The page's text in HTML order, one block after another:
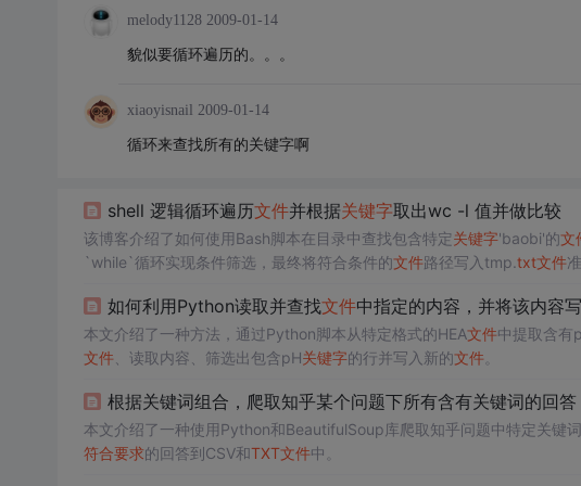
melody1128 2009-01-14
貌似要循环遍历的。。。
xiaoyisnail 2009-01-14
循环来查找所有的关键字啊
shell 逻辑循环遍历文件并根据关键字取出wc -l 值并做比较
该博客介绍了如何使用Bash脚本在目录中查找包含特定关键字'baobi'的文
`while`循环实现条件筛选，最终将符合条件的文件路径写入tmp. txt文件
如何利用Python读取并查找文件中指定的内容，并将该内容
本文介绍了一种方法，通过Python脚本从特定格式的HEA文件中提取含有
文件、读取内容、筛选出包含pH关键字的行并写入新的文件。
根据关键词组合，爬取知乎某个问题下所有含有关键词的回答
本文介绍了一种使用Python和BeautifulSoup库爬取知乎问题中特定关键
符合要求的回答到CSV和TXT文件中。